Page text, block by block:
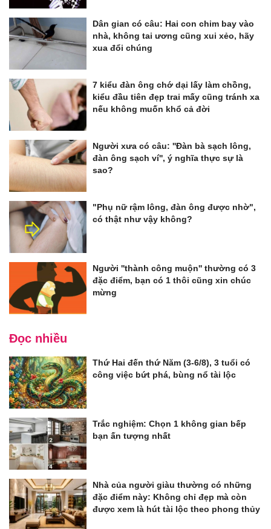
Dân gian có câu: Hai con chim bay vào
nhà, không tai ương cũng xui xẻo, hãy
xua đổi chúng
7 kiểu đàn ông chớ dại lấy làm chồng,
kiểu đầu tiên đẹp trai mấy cũng tránh xa
nếu không muốn khổ cả đời
Người xưa có câu: ''Đàn bà sạch lông,
đàn ông sạch ví'', ý nghĩa thực sự là
sao?
"Phụ nữ rậm lông, đàn ông được nhờ",
có thật như vậy không?
Người ''thành công muộn'' thường có 3
đặc điểm, bạn có 1 thôi cũng xin chúc
mừng
Đọc nhiều
Thứ Hai đến thứ Năm (3-6/8), 3 tuổi có
công việc bứt phá, bùng nổ tài lộc
Trắc nghiệm: Chọn 1 không gian bếp
bạn ấn tượng nhất
Nhà của người giàu thường có những
đặc điểm này: Không chỉ đẹp mà còn
được xem là hút tài lộc theo phong thủy